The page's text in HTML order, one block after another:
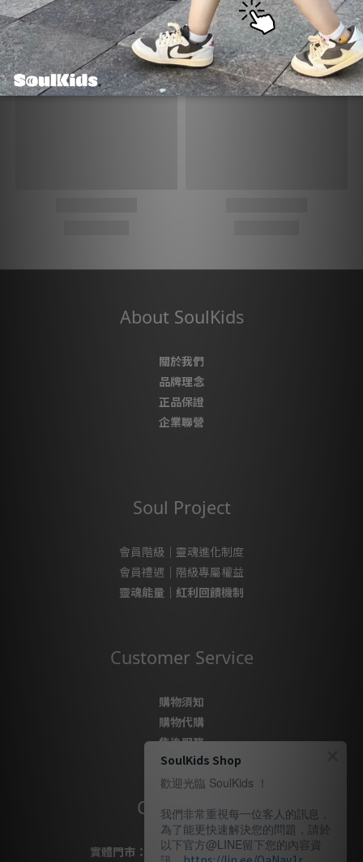
About SoulKids
關於我們
品牌理念
正品保證
企業聯營
Soul Project
會員階級｜靈魂進化制度
會員禮遇｜階級專屬權益
靈魂能量｜紅利回饋機制
Customer Service
購物須知
購物代購
售後服務
隱私政策
Contact Us
實體門市： 桃園市桃園區復興路69號
SoulKids Shop
歡迎光臨 SoulKids ！
我們非常重視每一位客人的訊息，
為了能更快速解決您的問題，請於
以下官方@LINE留下您的內容資